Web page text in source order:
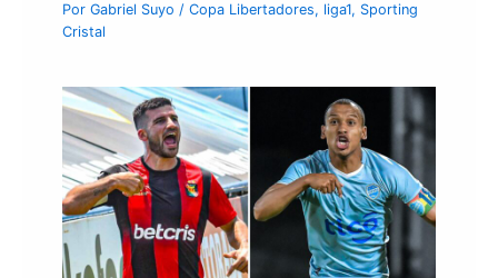
PorGabriel Suyo /Copa Libertadores, liga1, Sporting
Cristal